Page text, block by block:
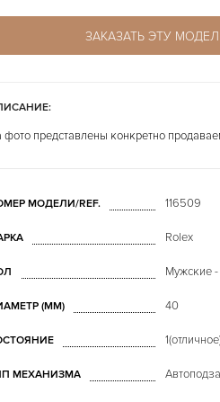
ЗАКАЗАТЬ ЭТУ
фото представлены конкретно
МОДЕЛИ/REF. 116509
Rolex
Мужские -
(MM) 40
МЕХАНИЗМА